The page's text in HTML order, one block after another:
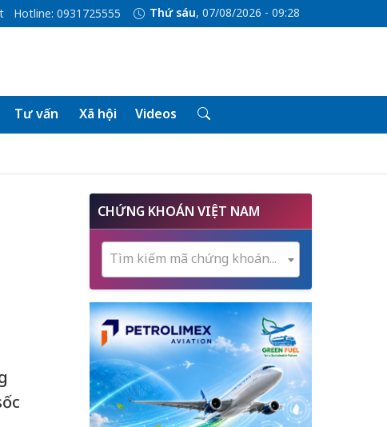
Hotline: 0931725555 Thứ sáu, 07/08/2026 - 09:28
Tư vấn Xã hội Videos
CHỨNG KHOÁN VIỆT NAM
Tìm kiếm mã chứng khoán...